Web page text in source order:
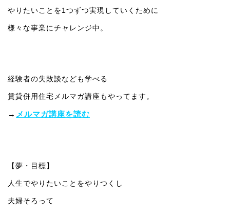
やりたいことを1つずつ実現していくために
様々な事業にチャレンジ中。
経験者の失敗談なども学べる
賃貸併用住宅メルマガ講座もやってます。
→ メルマガ講座を読む
【夢・目標】
人生でやりたいことをやりつくし
夫婦そろって